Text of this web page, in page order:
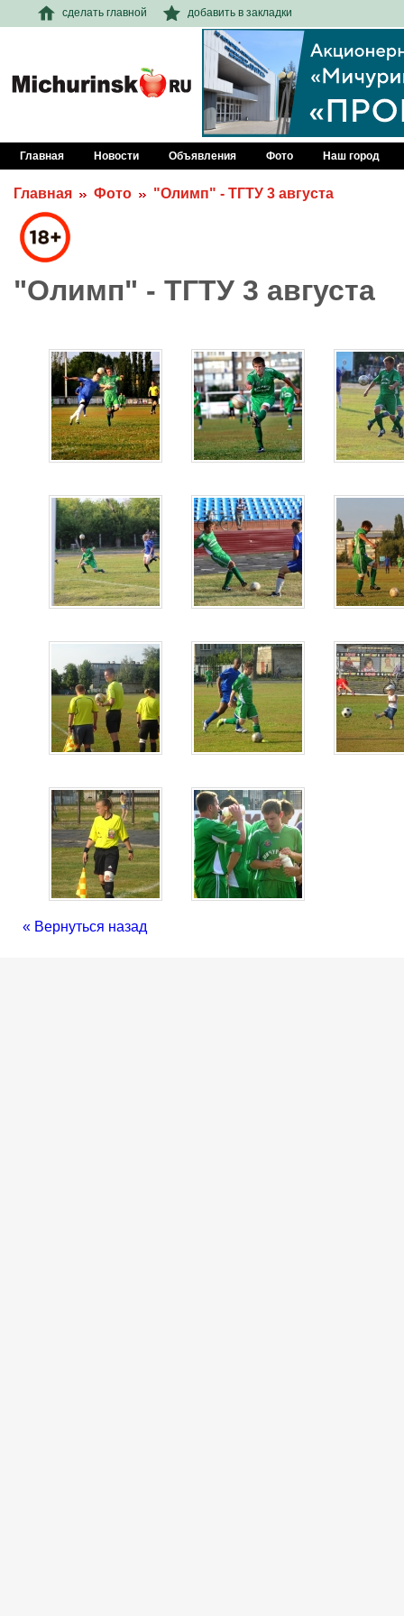
сделать главной добавить в закладки
Главная Новости Объявления Фото Наш город
Главная Фото "Олимп" - ТГТУ 3 августа
"Олимп" - ТГТУ 3 августа
« Вернуться назад